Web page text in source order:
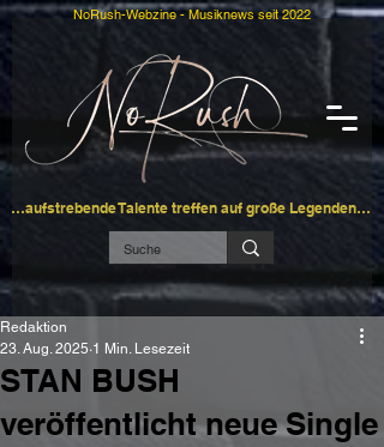
…aufstrebende Talente treffen auf große Legenden…
NoRush-Webzine - Musiknews seit 2022
STAN BUSH
veröffentlicht neue Single
Redaktion
23. Aug. 2025 1 Min. Lesezeit